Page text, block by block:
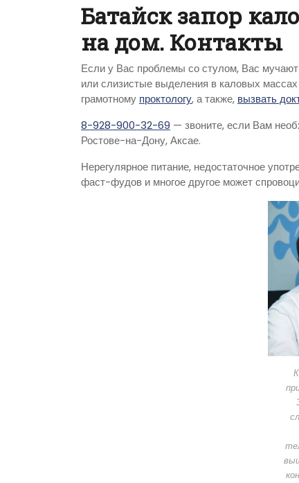
Батайск запор
на дом. Контакты
Если у Вас проблемы со стулом, Вас
или слизистые выделения в каловых
грамотному проктологу, а также, вызвать
8-928-900-32-69 — звоните, если Вам
Ростове-на-Дону, Аксае.
Нерегулярное питание, недостаточное
фаст-фудов и многое другое может